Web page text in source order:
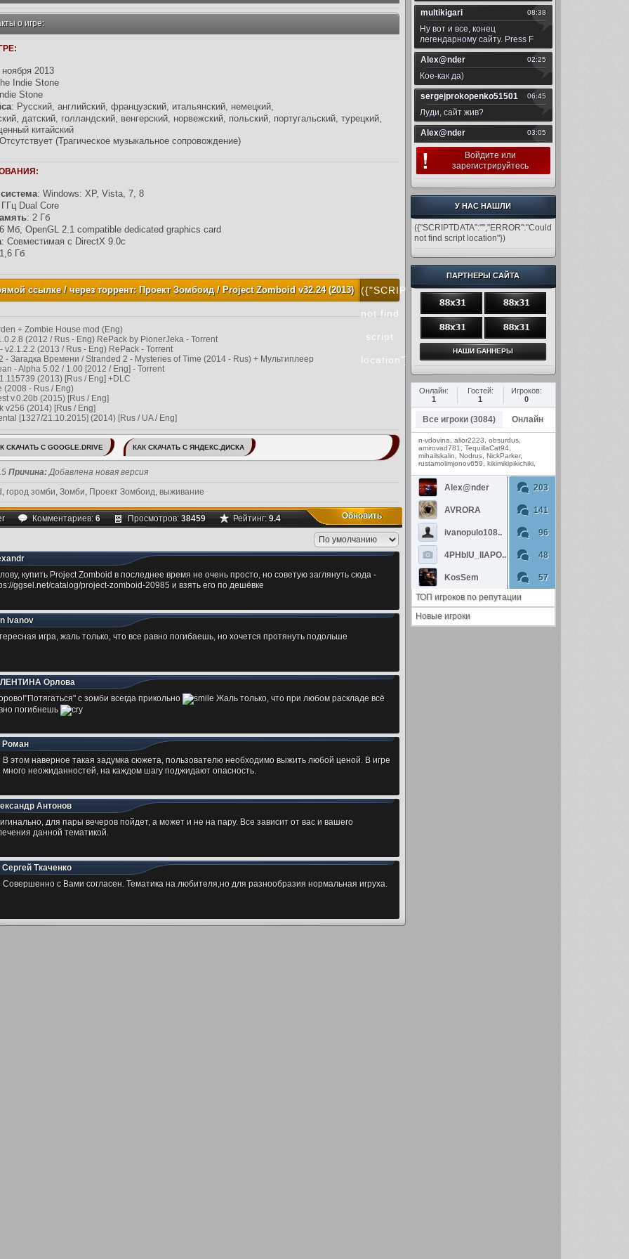
о игре:
2013
Indie Stone
Stone
: Русский, английский, французский, итальянский, немецкий,
датский, голландский, венгерский, норвежский, польский, португальский, турецкий,
китайский
(Трагическое музыкальное сопровождение)
: Windows: XP, Vista, 7, 8
Dual Core
: 2 Гб
Мб, OpenGL 2.1 compatible dedicated graphics card
: Совместимая с DirectX 9.0c
Гб
ссылке / через торрент: Проект Зомбоид / Project Zomboid v32.24 (2013) [Rus / Eng / Multi] 532 Мб
({"SCRIPTDATA":"","ERROR":"Could
not find
script
location"})
+ Zombie House mod (Eng)
(2012 / Rus - Eng) RePack by PionerJeka - Torrent
v2.1.2.2 (2013 / Rus - Eng) RePack - Torrent
- Загадка Времени / Stranded 2 - Mysteries of Time (2014 - Rus) + Мультиплеер
- Alpha 5.02 / 1.00 [2012 / Eng] - Torrent
(2013) [Rus / Eng] +DLC
(2008 - Rus / Eng)
v.0.20b (2015) [Rus / Eng]
v256 (2014) [Rus / Eng]
[1327/21.10.2015] (2014) [Rus / UA / Eng]
СКАЧАТЬ С GOOGLE.DRIVE КАК СКАЧАТЬ С ЯНДЕКС.ДИСКА
Причина:Добавлена новая версия
, город зомби, Зомби, Проект Зомбоид, выживание
Комментариев:6 Просмотров:38459 Рейтинг:9.4 Обновить
купить Project Zomboid в последнее время не очень просто, но советую заглянуть сюда -
ggsel.net/catalog/project-zomboid-20985 и взять его по дешёвке
Ivanov
игра, жаль только, что все равно погибаешь, но хочется протянуть подольше
Орлова
с зомби всегда прикольно
Жаль только, что при любом раскладе всё
погибнешь
Роман
В этом наверное такая задумка сюжета, пользователю необходимо выжить любой ценой. В игре
много неожиданностей, на каждом шагу поджидают опасность.
Антонов
для пары вечеров пойдет, а может и не на пару. Все зависит от вас и вашего
данной тематикой.
Сергей Ткаченко
Совершенно с Вами согласен. Тематика на любителя,но для разнообразия нормальная игруха.
Войдите или
зарегистрируйтесь
У НАС НАШЛИ
({"SCRIPTDATA":"","ERROR":"Could
not find script location"})
ПАРТНЕРЫ САЙТА
Онлайн:
1
Гостей:
1
Игроков:
0
Все игроки (3084) Онлайн
n-vdovina alior2223 obsurdus,
amirovad781
TequillaCat94,
mihailskalin
Nodrus, NickParker,
rustamolimjonov659
kikimikipikichiki,
Alex@nder 203
AVRORA 141
ivanopulo108.. 96
4PHblU_llAPO.. 48
KosSem
57
ТОП игроков по репутации
Новые игроки